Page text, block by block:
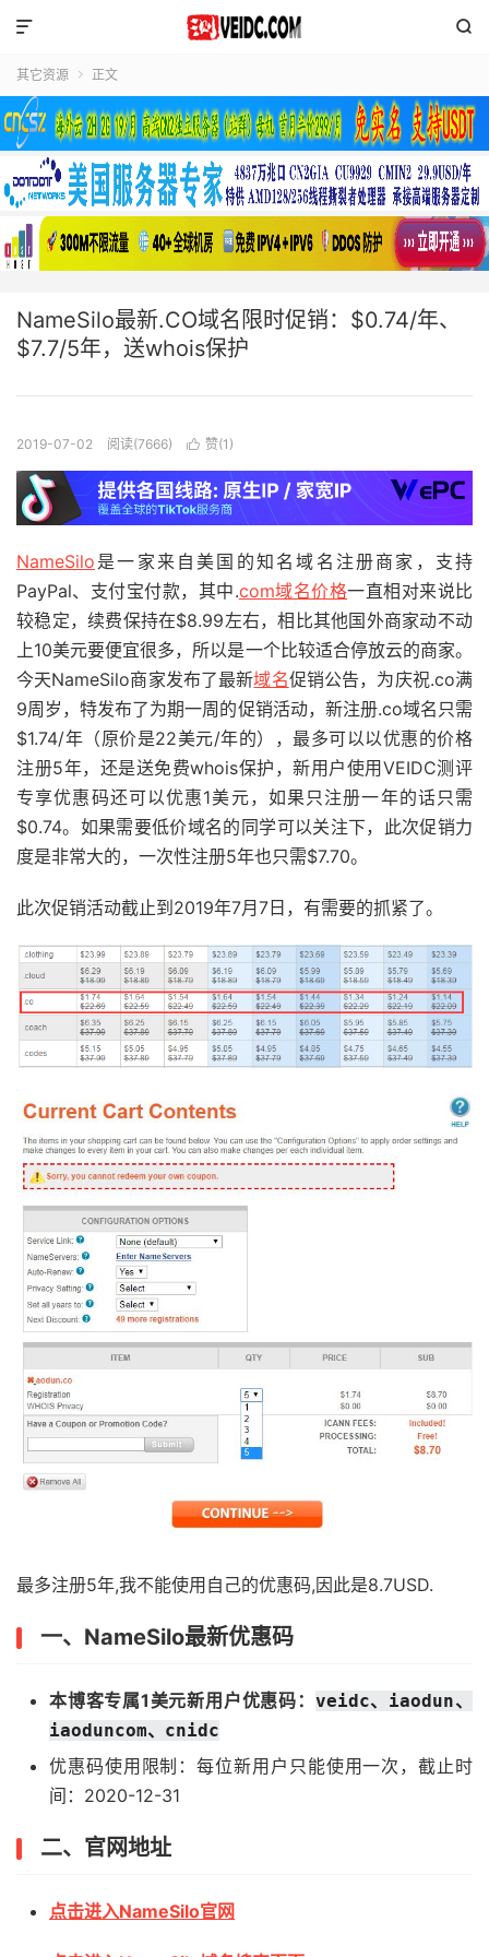


其它资源  正文
NameSilo最新.CO域名限时促销：$0.74/年、
$7.7/5年，送whois保护
2019-07-02 阅读(7666)  赞(1 )
NameSilo 是一家来自美国的知名域名注册商家，支持
PayPal、支付宝付款，其中.com域名价格一直相对来说比
较稳定，续费保持在$8.99左右，相比其他国外商家动不动
上10美元要便宜很多，所以是一个比较适合停放云的商家。
今天NameSilo商家发布了最新域名促销公告，为庆祝.co满
9周岁，特发布了为期一周的促销活动，新注册.co域名只需
$1.74/年（原价是22美元/年的），最多可以以优惠的价格
注册5年，还是送免费whois保护，新用户使用VEIDC测评
专享优惠码还可以优惠1美元，如果只注册一年的话只需
$0.74。如果需要低价域名的同学可以关注下，此次促销力
度是非常大的，一次性注册5年也只需$7.70。
此次促销活动截止到2019年7月7日，有需要的抓紧了。
最多注册5年,我不能使用自己的优惠码,因此是8.7USD.
一、NameSilo最新优惠码
本博客专属1美元新用户优惠码： veidc、iaodun、
iaoduncom、cnidc
优惠码使用限制：每位新用户只能使用一次，截止时
间：2020-12-31
二、官网地址
点击进入NameSilo官网